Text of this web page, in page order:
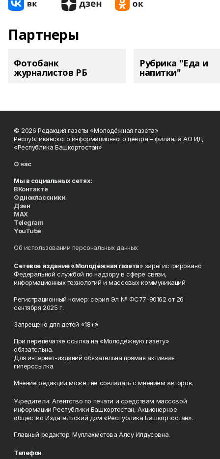
Партнеры
Фотобанк
журналистов РБ
Рубрика "Еда и
напитки"
© 2026 Редакция газеты «Молодёжная газета»
Республиканского информационного центра – филиала АО ИД
«Республика Башкортостан»
О нас
Мы в социальных сетях:
ВКонтакте
Одноклассники
Дзен
MAX
Telegram
YouTube
Об использовании персональных данных
Сетевое издание «Молодёжная газета» зарегистрировано
Федеральной службой по надзору в сфере связи,
информационных технологий и массовых коммуникаций
Регистрационный номер: серия Эл № ФС77-90162 от 26
сентября 2025 г.
Запрещено для детей «18+»
При перепечатке ссылка на «Молодёжную газету»
обязательна.
Для интернет-изданий обязательна прямая активная
гиперссылка.
Мнение редакции может не совпадать с мнением авторов.
Учредители: Агентство по печати и средствам массовой
информации Республики Башкортостан, Акционерное
общество Издательский дом «Республика Башкортостан».
Главный редактор: Муллахметова Алсу Илдусовна.
Телефон